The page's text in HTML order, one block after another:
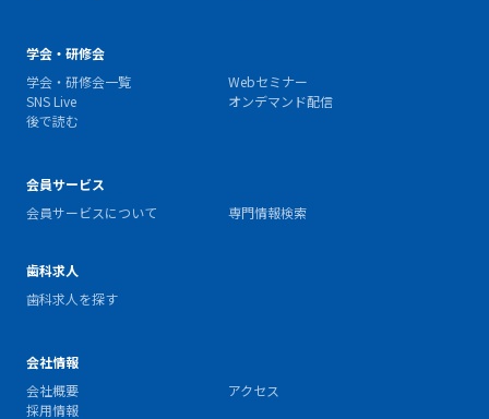
学会・研修会
学会・研修会一覧
Webセミナー
SNS Live
オンデマンド配信
後で読む
会員サービス
会員サービスについて
専門情報検索
歯科求人
歯科求人を探す
会社情報
会社概要
アクセス
採用情報